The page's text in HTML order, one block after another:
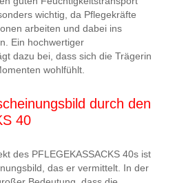
wichtig, da Pflegekräfte
arbeiten und dabei ins
Ein hochwertiger
dazu bei, dass sich die Trägerin
wohlfühlt.
durch den
40
des PFLEGEKASSACKS 40s ist
das er vermittelt. In der